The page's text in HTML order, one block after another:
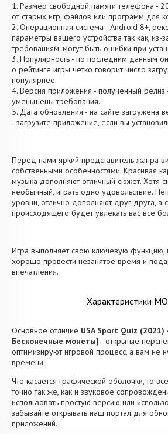
1. Размер свободной памяти телефона -
от старых игр, файлов или программ для
2. Операционная система - Android 8+,
параметры вашего устройства так как, из-
требованиям, могут быть ошибки при
3. Популярность - по последним данным
о рейтинге игры четко говорит число
популярнее.
4. Версия приложения - полученный релиз
уменьшены требования.
5. Дата обновления - на сайте загружена
- загрузите приложение, если вы
Перед нами яркий представитель жанра
собственными особенностями. Красивая
музыка дополняют отличный сюжет. Хотя
необычный, играть одно удовольствие.
уровни, отлично дополняют друг друга, а
происходящего будет увлекать вас все
Игра выполняет свою ключевую функцию,
хорошо провести незанятое время и
впечатления.
Характеристики
Основное отличие USA Sport Quiz (2021)
Бесконечные монеты] - открытые
оптимизируют игровой процесс, а вам не
времени.
Что касается графической оболочки, то
точно так же, как и звуковое
использовать простую версию или
забывайте открывать наш портал для
приложений.